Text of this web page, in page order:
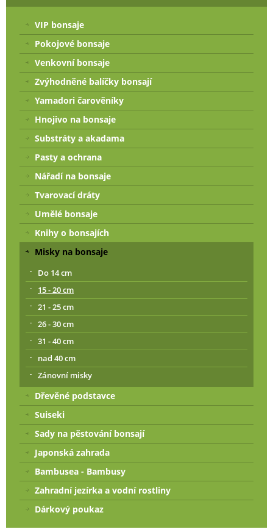
VIP bonsaje
Pokojové bonsaje
Venkovní bonsaje
Zvýhodněné balíčky bonsají
Yamadori čarověníky
Hnojivo na bonsaje
Substráty a akadama
Pasty a ochrana
Nářadí na bonsaje
Tvarovací dráty
Umělé bonsaje
Knihy o bonsajích
Misky na bonsaje
Do 14 cm
15 - 20 cm
21 - 25 cm
26 - 30 cm
31 - 40 cm
nad 40 cm
Zánovní misky
Dřevěné podstavce
Suiseki
Sady na pěstování bonsají
Japonská zahrada
Bambusea - Bambusy
Zahradní jezírka a vodní rostliny
Dárkový poukaz